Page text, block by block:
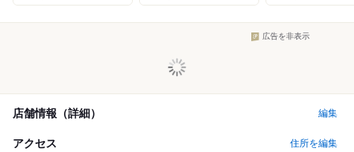
広告を非表示
店舗情報（詳細） 編集
アクセス 住所を編集